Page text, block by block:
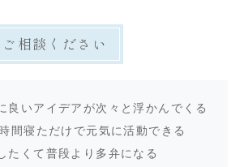
相談ください
良いアイデアが次々と浮かんでくる
間寝ただけで元気に活動できる
たくて普段より多弁になる